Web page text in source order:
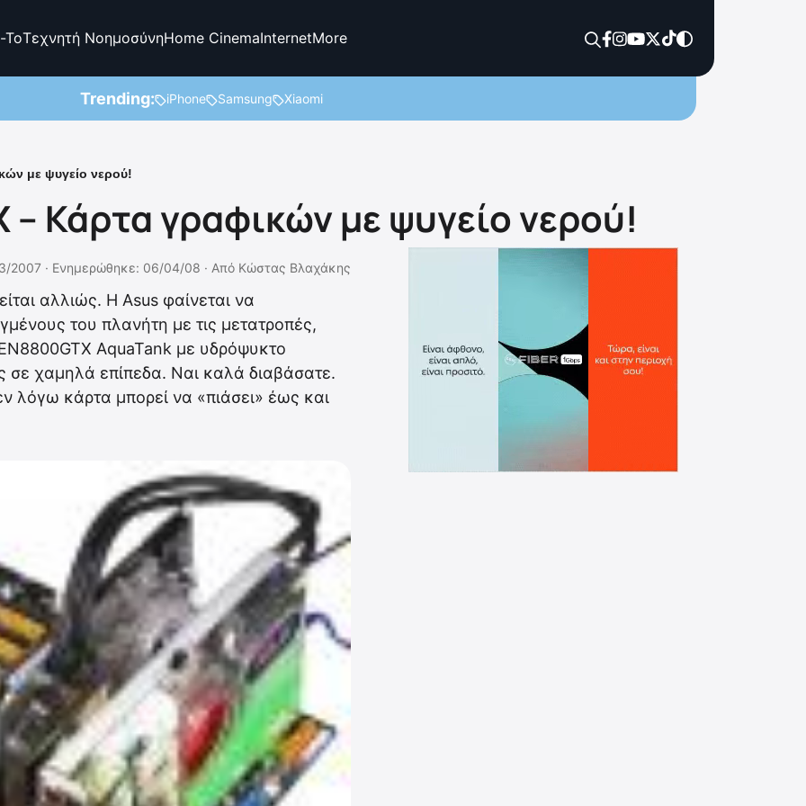
ToΤεχνητή ΝοημοσύνηHome CinemaInternetMore
Trending: iPhone Samsung Xiaomi
με ψυγείο νερού!
– Κάρτα γραφικών με ψυγείο νερού!
2007 · Ενημερώθηκε: 06/04/08 · Από Κώστας Βλαχάκης
αλλιώς. Η Asus φαίνεται να
του πλανήτη με τις μετατροπές,
AquaTank με υδρόψυκτο
σε χαμηλά επίπεδα. Ναι καλά διαβάσατε.
λόγω κάρτα μπορεί να «πιάσει» έως και